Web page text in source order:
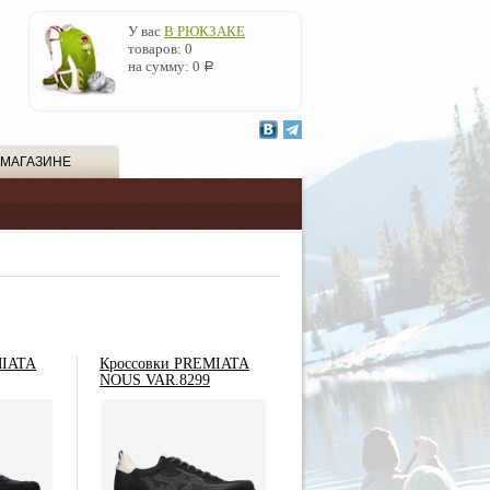
У вас В РЮКЗАКЕ
товаров: 0
на сумму: 0 Р
Кроссовки PREMIATA
NOUS VAR.8299